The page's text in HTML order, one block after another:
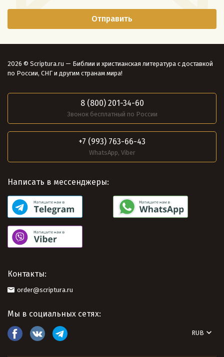
2026 © Scriptura.ru — Библии и христианская литература с доставкой
по России, СНГ и другим странам мира!
8 (800) 201-34-60
Звонок бесплатный по России
+7 (993) 763-66-43
WhatsApp, Viber
Написать в мессенджеры:
Контакты:
order@scriptura.ru
Мы в социальных сетях:
RUB